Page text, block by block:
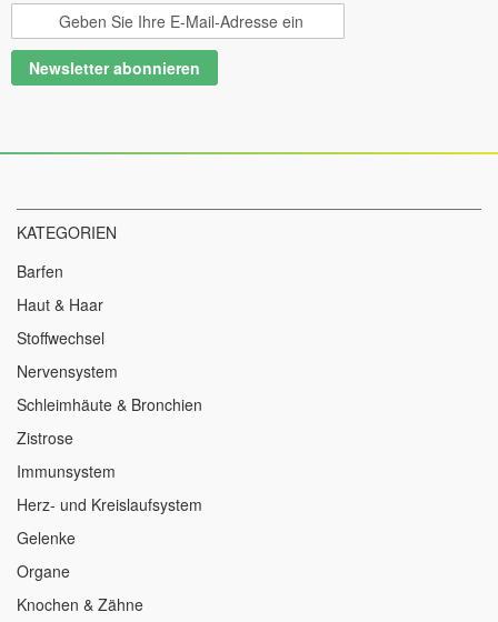
Melden
Sie
sich
für
Newsletter abonnieren
KATEGORIEN
Barfen
Haut & Haar
Stoffwechsel
Nervensystem
Schleimhäute & Bronchien
Zistrose
Immunsystem
Herz- und Kreislaufsystem
Gelenke
Organe
Knochen & Zähne